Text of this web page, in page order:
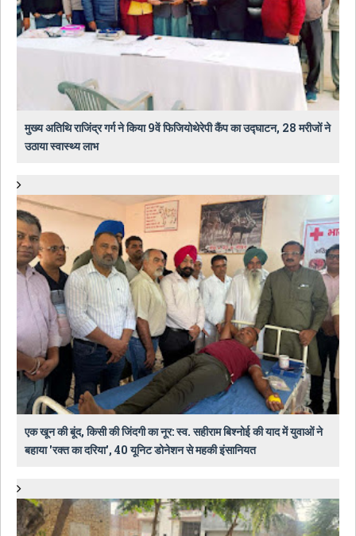
मुख्य अतिथि राजिंद्र गर्ग ने किया 9वें फिजियोथेरेपी कैंप का उद्घाटन, 28 मरीजों ने
उठाया स्वास्थ्य लाभ
एक खून की बूंद, किसी की जिंदगी का नूर: स्व. सहीराम बिश्नोई की याद में युवाओं ने
बहाया 'रक्त का दरिया', 40 यूनिट डोनेशन से महकी इंसानियत